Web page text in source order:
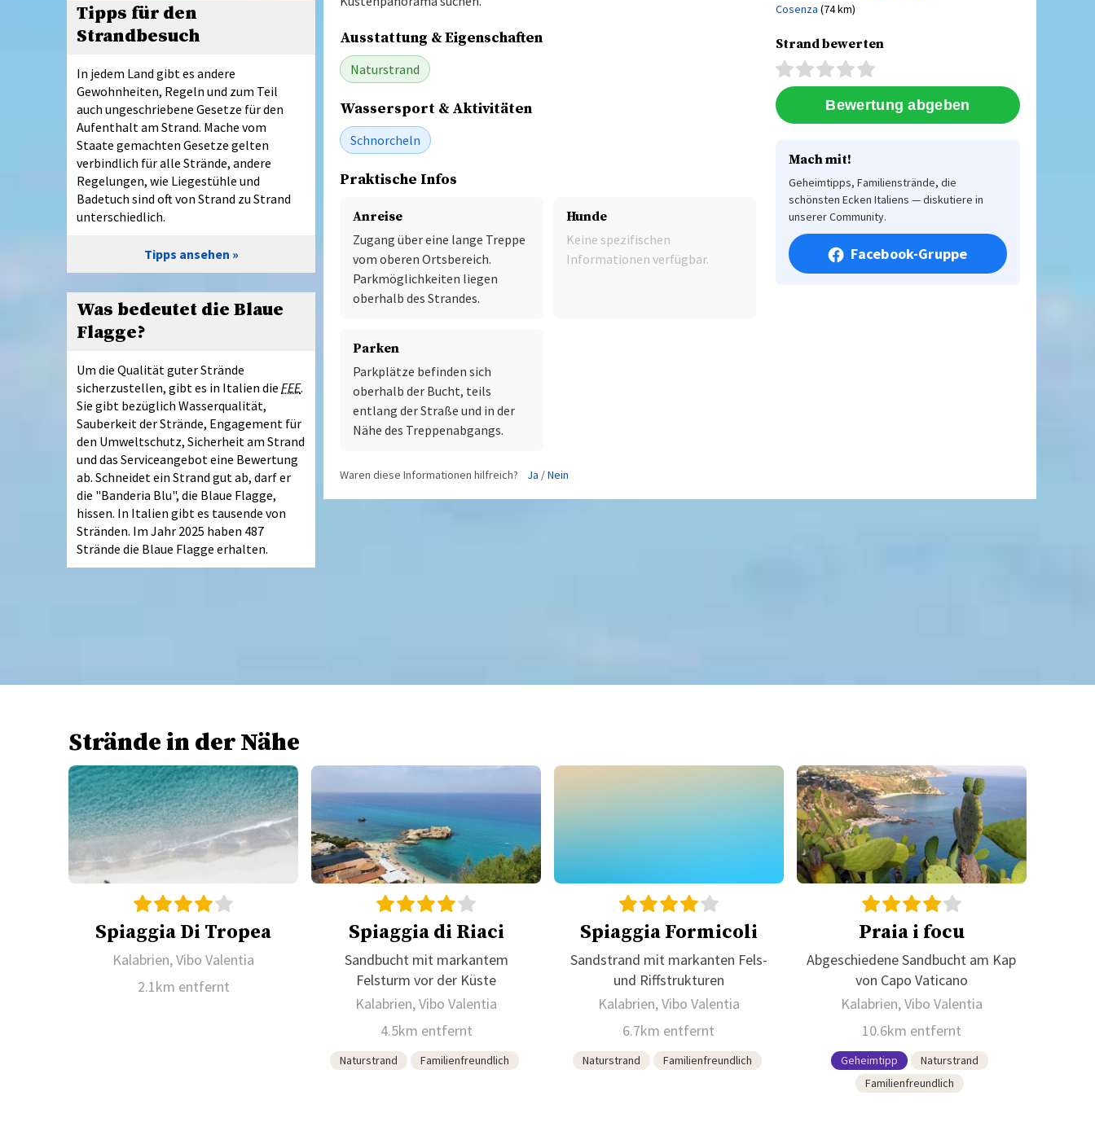
Ausstattung & Eigenschaften
Naturstrand
Wassersport & Aktivitäten
Schnorcheln
Praktische Infos
Anreise
Zugang über eine lange Treppe
vom oberen Ortsbereich.
Parkmöglichkeiten liegen
oberhalb des Strandes.
Hunde
Keine spezifischen
Informationen verfügbar.
Parken
Parkplätze befinden sich
oberhalb der Bucht, teils
entlang der Straße und in der
Nähe des Treppenabgangs.
Waren diese Informationen hilfreich? Ja /Nein
Cosenza (74 km)
Strand bewerten
Mach mit!
Geheimtipps, Familienstrände, die
schönsten Ecken Italiens — diskutiere in
unserer Community.
Facebook-Gruppe
Tipps für den
Strandbesuch
In jedem Land gibt es andere
Gewohnheiten, Regeln und zum Teil
auch ungeschriebene Gesetze für den
Aufenthalt am Strand. Mache vom
Staate gemachten Gesetze gelten
verbindlich für alle Strände, andere
Regelungen, wie Liegestühle und
Badetuch sind oft von Strand zu Strand
unterschiedlich.
Tipps ansehen
Was bedeutet die Blaue
Flagge?
Um die Qualität guter Strände
sicherzustellen, gibt es in Italien die FEE.
Sie gibt bezüglich Wasserqualität,
Sauberkeit der Strände, Engagement für
den Umweltschutz, Sicherheit am Strand
und das Serviceangebot eine Bewertung
ab. Schneidet ein Strand gut ab, darf er
die "Banderia Blu", die Blaue Flagge,
hissen. In Italien gibt es tausende von
Stränden. Im Jahr 2025 haben 487
Strände die Blaue Flagge erhalten.
Strände in der Nähe
Spiaggia Di Tropea
Kalabrien, Vibo Valentia
2.1km entfernt
Spiaggia di Riaci
Sandbucht mit markantem
Felsturm vor der Küste
Kalabrien, Vibo Valentia
4.5km entfernt
Naturstrand Familienfreundlich
Spiaggia Formicoli
Sandstrand mit markanten Fels-
und Riffstrukturen
Kalabrien, Vibo Valentia
6.7km entfernt
Naturstrand Familienfreundlich
Praia i focu
Abgeschiedene Sandbucht am Kap
von Capo Vaticano
Kalabrien, Vibo Valentia
10.6km entfernt
Geheimtipp
Naturstrand
Familienfreundlich